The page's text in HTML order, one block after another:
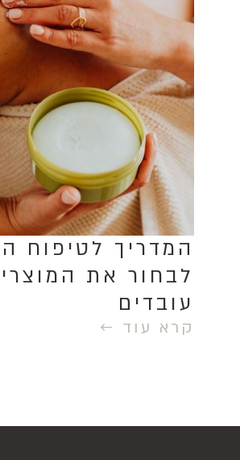
המדריך לטיפוח
לבחור את
עובדים
קרא עוד ←